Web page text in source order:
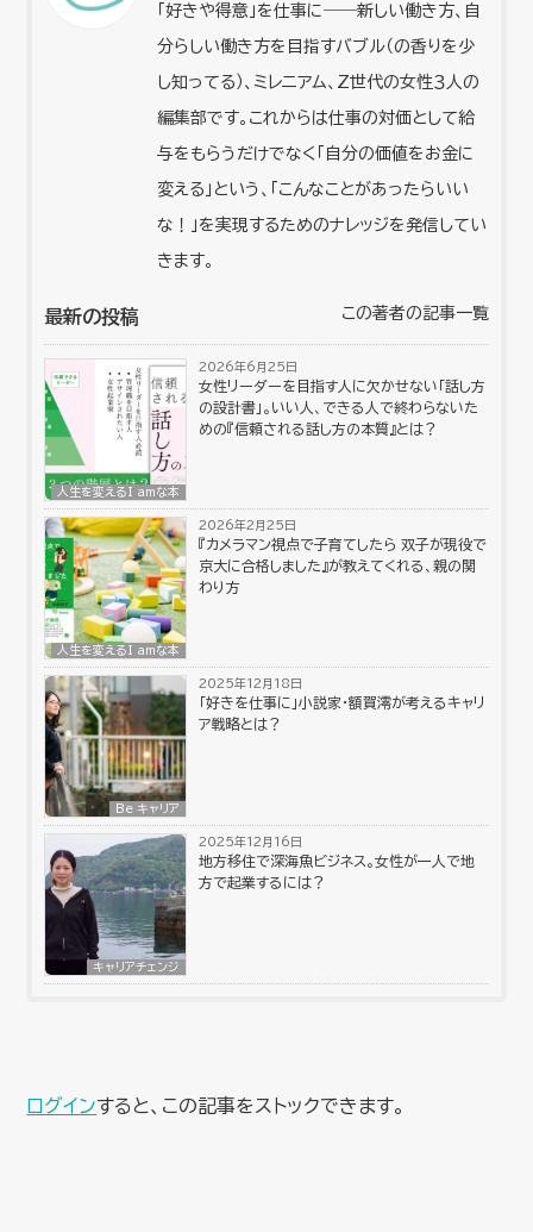
「好きや得意」を仕事に――新しい働き方、自
分らしい働き方を目指すバブル（の香りを少
し知ってる）、ミレニアム、Z世代の女性３人の
編集部です。これからは仕事の対価として給
与をもらうだけでなく「自分の価値をお金に
変える」という、「こんなことがあったらいい
な！」を実現するためのナレッジを発信してい
きます。
最新の投稿 この著者の記事一覧
人生を変えるI amな本
2026年6月25日
女性リーダーを目指す人に欠かせない「話し方
の設計書」。いい人、できる人で終わらないた
めの『信頼される話し方の本質』とは？
人生を変えるI amな本
2026年2月25日
『カメラマン視点で子育てしたら 双子が現役で
京大に合格しました』が教えてくれる、親の関
わり方
Be キャリア
2025年12月18日
「好きを仕事に」小説家・額賀澪が考えるキャリ
ア戦略とは？
キャリアチェンジ
2025年12月16日
地方移住で深海魚ビジネス。女性が一人で地
方で起業するには？
ログインすると、この記事をストックできます。